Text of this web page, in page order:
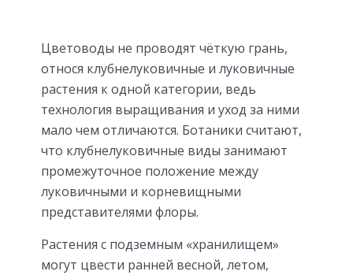
Цветоводы не проводят чёткую грань,
относя клубнелуковичные и луковичные
растения к одной категории, ведь
технология выращивания и уход за ними
мало чем отличаются. Ботаники считают,
что клубнелуковичные виды занимают
промежуточное положение между
луковичными и корневищными
представителями флоры.
Растения с подземным «хранилищем»
могут цвести ранней весной, летом,